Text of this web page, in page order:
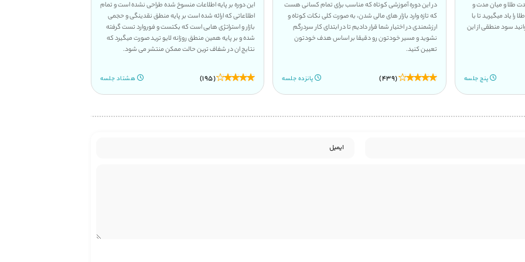
تمام کسانی هست
کلی نکات کوتاه و
ابتدای کار سردرگم
هدف خودتون
پانزده جلسه
این دوره بر پایه اطلاعات منسوخ شده طراحی نشده است و تمام
اطلاعاتی که ارائه شده است بر پایه منطق نقدینگی و حجمی
بازار و استراتژی هایی است که بکتست و فوروارد تست گرفته
شده و بر پایه همین منطق روزانه لایو ترید صورت میگیرد که
نتایج ان در شفاف ترین حالت ممکن منتشر می شود.
(195) هشتاد جلسه
در این دوره نحوه سرمایه گذاری بلند مدت طلا و میان مدت و
ترید های کوتاه مدت هفتگی و روزانه طلا را یاد میگیرید تا با
نوسان گیری روی صندوق های طلا بتوانید سود منطقی از این
بازار را بگیرید.
(1,678) پنج جلسه